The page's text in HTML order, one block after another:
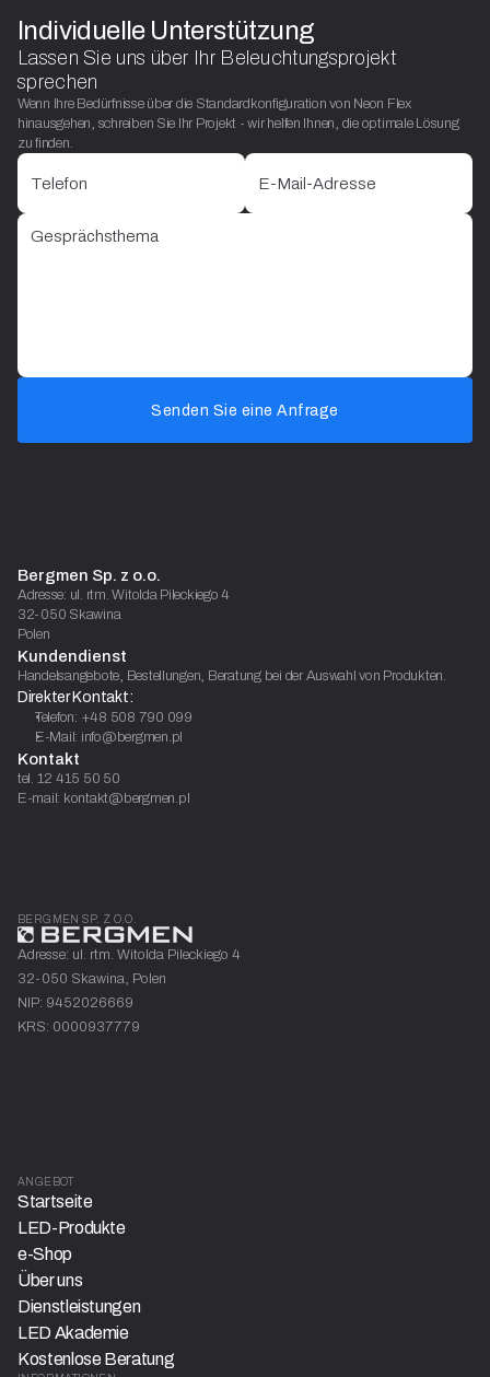
Individuelle Unterstützung
Lassen Sie uns über Ihr Beleuchtungsprojekt
sprechen
Wenn Ihre Bedürfnisse über die Standardkonfiguration von Neon Flex
hinausgehen, schreiben Sie Ihr Projekt - wir helfen Ihnen, die optimale Lösung
zu finden.
Senden Sie eine Anfrage
Bergmen Sp. z o.o.
Adresse: ul. rtm. Witolda Pileckiego 4
32-050 Skawina
Polen
Kundendienst
Handelsangebote, Bestellungen, Beratung bei der Auswahl von Produkten.
Direkter Kontakt:
Telefon: +48 508 790 099
E-Mail: info@bergmen.pl
Kontakt
tel. 12 415 50 50
E-mail: kontakt@bergmen.pl
BERGMEN SP. Z O.O.
Adresse: ul. rtm. Witolda Pileckiego 4
32-050 Skawina, Polen
NIP: 9452026669
KRS: 0000937779
ANGEBOT
Startseite
LED-Produkte
e-Shop
Über uns
Dienstleistungen
LED Akademie
Kostenlose Beratung